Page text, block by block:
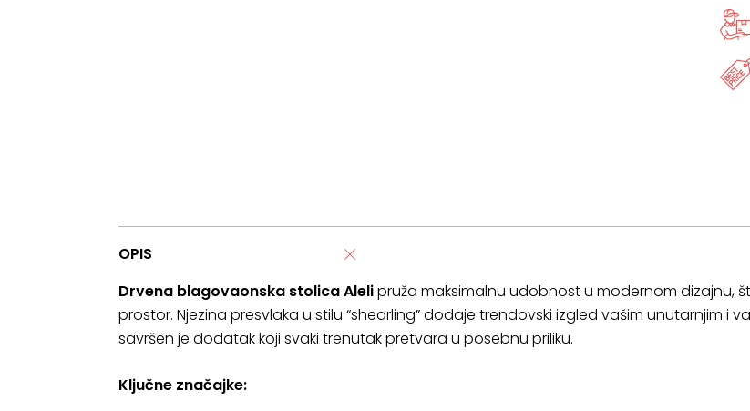
OPIS
Drvena blagovaonska stolica Alelipruža maksimalnu udobnost u modernom dizajnu,
prostor. Njezina presvlaka u stilu “shearling” dodaje trendovski izgled vašim unutarnjim i
savršen je dodatak koji svaki trenutak pretvara u posebnu priliku.
Ključne značajke: